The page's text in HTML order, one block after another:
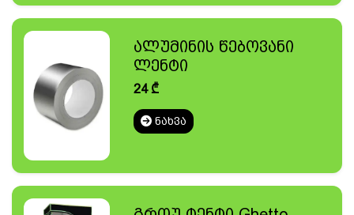
ალუმინის წებოვანი
ლენტი
24₾
ᲜᲐᲮᲕᲐ